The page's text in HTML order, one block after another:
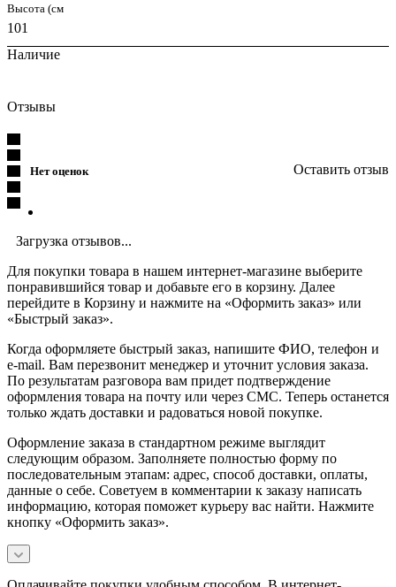
Высота (см
101
Наличие
Отзывы
Нет оценок Оставить отзыв
Загрузка отзывов...
Для покупки товара в нашем интернет-магазине выберите
понравившийся товар и добавьте его в корзину. Далее
перейдите в Корзину и нажмите на «Оформить заказ» или
«Быстрый заказ».
Когда оформляете быстрый заказ, напишите ФИО, телефон и
e-mail. Вам перезвонит менеджер и уточнит условия заказа.
По результатам разговора вам придет подтверждение
оформления товара на почту или через СМС. Теперь останется
только ждать доставки и радоваться новой покупке.
Оформление заказа в стандартном режиме выглядит
следующим образом. Заполняете полностью форму по
последовательным этапам: адрес, способ доставки, оплаты,
данные о себе. Советуем в комментарии к заказу написать
информацию, которая поможет курьеру вас найти. Нажмите
кнопку «Оформить заказ».